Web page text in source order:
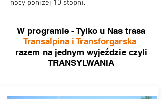
nocy poniżej 10 stopni.
W programie - Tylko u Nas trasa
Transalpina i Transforgarska
razem na jednym wyjeździe czyli
TRANSYLWANIA